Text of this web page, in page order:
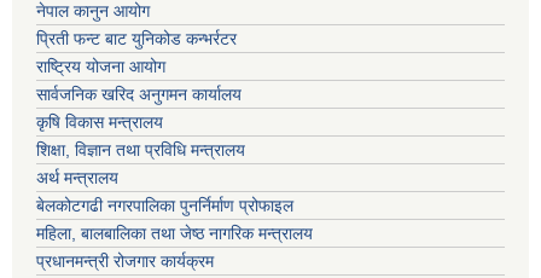
नेपाल कानुन आयोग
प्रिती फन्ट बाट युनिकोड कन्भर्रटर
राष्ट्रिय योजना आयोग
सार्वजनिक खरिद अनुगमन कार्यालय
कृषि विकास मन्त्रालय
शिक्षा, विज्ञान तथा प्रविधि मन्त्रालय
अर्थ मन्त्रालय
बेलकोटगढी नगरपालिका पुनर्निर्माण प्रोफाइल
महिला, बालबालिका तथा जेष्ठ नागरिक मन्त्रालय
प्रधानमन्त्री रोजगार कार्यक्रम